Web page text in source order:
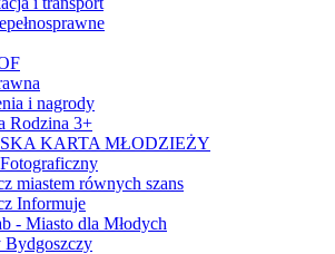
i nagrody
Rodzina 3+
KARTA MŁODZIEŻY
miastem równych szans
Informuje
- Miasto dla Młodych